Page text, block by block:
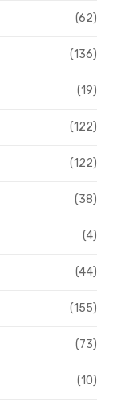
(62)
(136)
(19)
(122)
(122)
(38)
(4)
(44)
(155)
(73)
(10)